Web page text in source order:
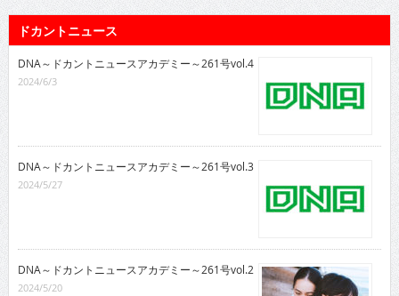
ドカントニュース
DNA～ドカントニュースアカデミー～261号vol.4
2024/6/3
DNA～ドカントニュースアカデミー～261号vol.3
2024/5/27
DNA～ドカントニュースアカデミー～261号vol.2
2024/5/20